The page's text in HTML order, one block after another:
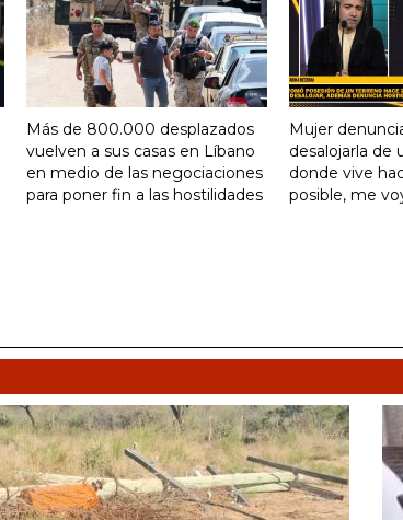
Más de 800.000 desplazados
vuelven a sus casas en Líbano
en medio de las negociaciones
para poner fin a las hostilidades
Mujer
desalojarla de
donde vive
posible, me